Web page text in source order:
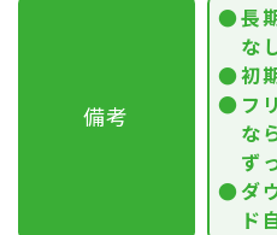
備考
長
な
初
フ
な
ず
ダ
ド